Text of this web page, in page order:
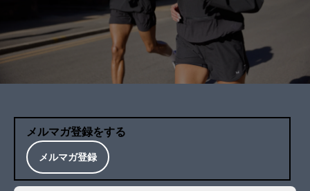
メルマガ登録をする
メルマガ登録